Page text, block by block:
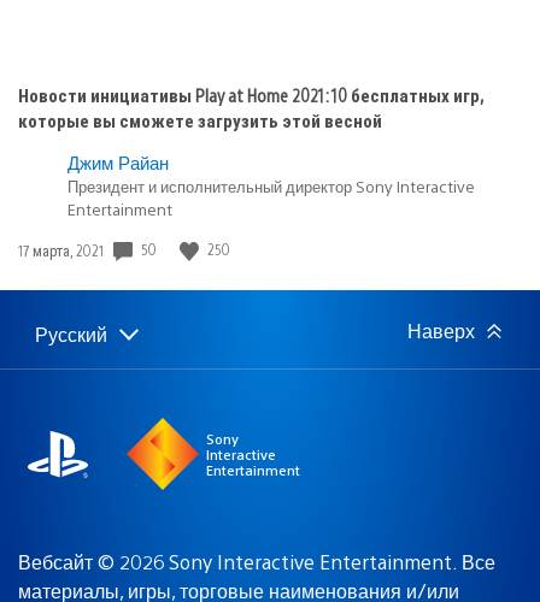
Новости инициативы Play at Home 2021: 10 бесплатных игр,
которые вы сможете загрузить этой весной
Джим Райан
Президент и исполнительный директор Sony Interactive
Entertainment
Дата
17 марта, 2021 50 250
Выбор
Выбранный
Русский Наверх
Sony
Interactive
Entertainment
Вебсайт © 2026 Sony Interactive Entertainment. Все
материалы, игры, торговые наименования и/или